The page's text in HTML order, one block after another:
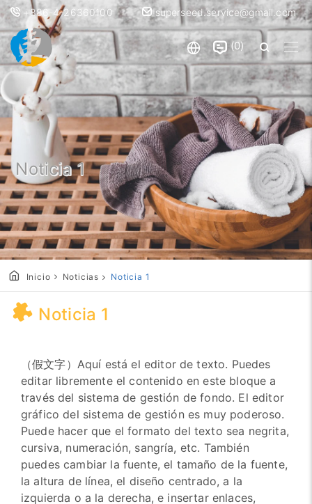
+886-4-26360100 superseed.service@gmail.com
0
Noticia 1
Inicio Noticias Noticia 1
Noticia 1
（假文字）Aquí está el editor de texto. Puedes
editar libremente el contenido en este bloque a
través del sistema de gestión de fondo. El editor
gráfico del sistema de gestión es muy poderoso.
Puede hacer que el formato del texto sea negrita,
cursiva, numeración, sangría, etc. También
puedes cambiar la fuente, el tamaño de la fuente,
la altura de línea, el diseño centrado, a la
izquierda o a la derecha, e insertar enlaces,